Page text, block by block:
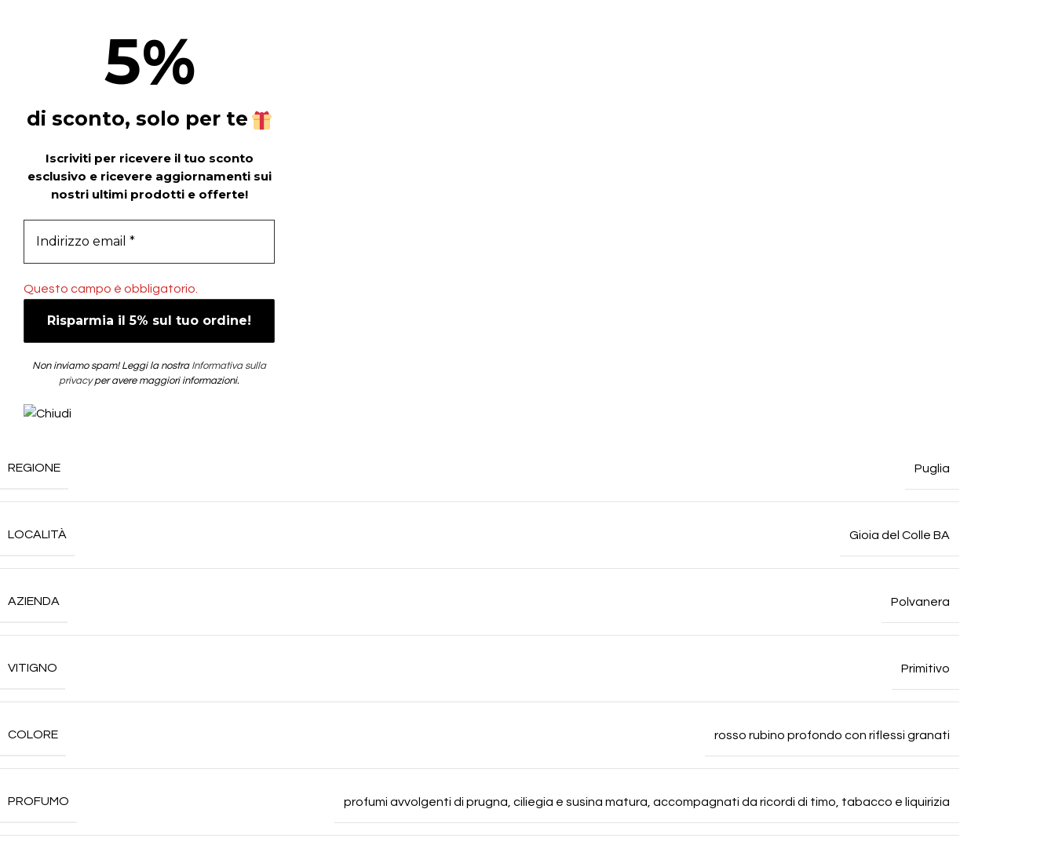
5%
di sconto, solo per te
Iscriviti per ricevere il tuo sconto
esclusivo e ricevere aggiornamenti sui
nostri ultimi prodotti e offerte!
Questo campo è obbligatorio.
Non inviamo spam! Leggi la nostra Informativa sulla
privacyper avere maggiori informazioni.
REGIONE Puglia
LOCALITÀ Gioia del Colle BA
AZIENDA Polvanera
VITIGNO Primitivo
COLORE rosso rubino profondo con riflessi granati
PROFUMO profumi avvolgenti di prugna, ciliegia e susina matura, accompagnati da ricordi di timo, tabacco e liquirizia